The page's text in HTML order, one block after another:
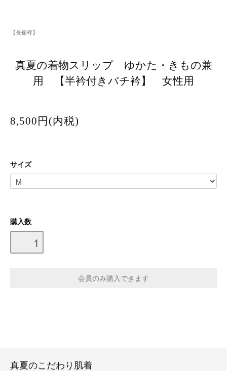
【長襦袢】
真夏の着物スリップ ゆかた・きもの兼
用 【半衿付きバチ衿】 女性用
8,500円(内税)
サイズ
購入数
真夏のこだわり肌着